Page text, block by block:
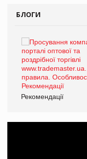
БЛОГИ
Рекомендації